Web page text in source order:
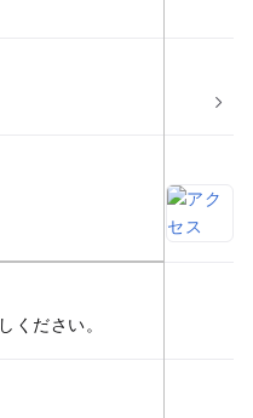
ください。